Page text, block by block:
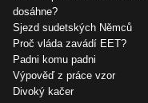
dosáhne?
Sjezd sudetských Němců
Proč vláda zavádí EET?
Padni komu padni
Výpověď z práce vzor
Divoký kačer